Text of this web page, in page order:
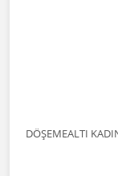
DÖŞEMEALTI